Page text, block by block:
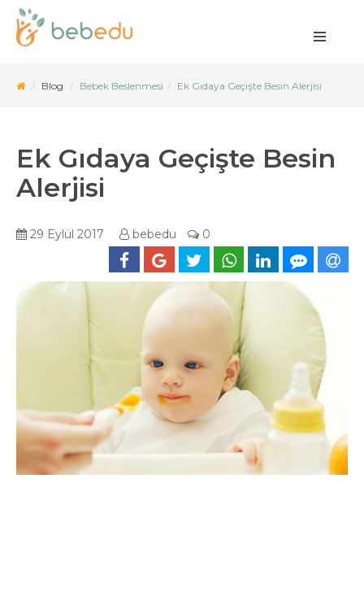
Blog Bebek Beslenmesi Ek Gıdaya Geçişte Besin Alerjisi
Ek Gıdaya Geçişte Besin
Alerjisi
29 Eylül 2017 bebedu 0